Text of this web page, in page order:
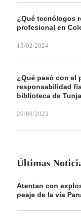
¿Qué tecnólogos
profesional en
13/02/2024
¿Qué pasó con el
responsabilidad
biblioteca de
29/08/2023
Últimas
Atentan con
peaje de la vía